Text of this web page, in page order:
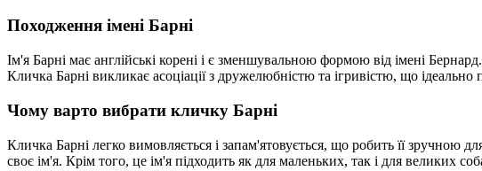
Походження імені Барні
Ім'я Барні має англійські корені і є зменшувальною формою від імені
Кличка Барні викликає асоціації з дружелюбністю та ігривістю, що ідеально
Чому варто вибрати кличку Барні
Кличка Барні легко вимовляється і запам'ятовується, що робить її зручною
своє ім'я. Крім того, це ім'я підходить як для маленьких, так і для